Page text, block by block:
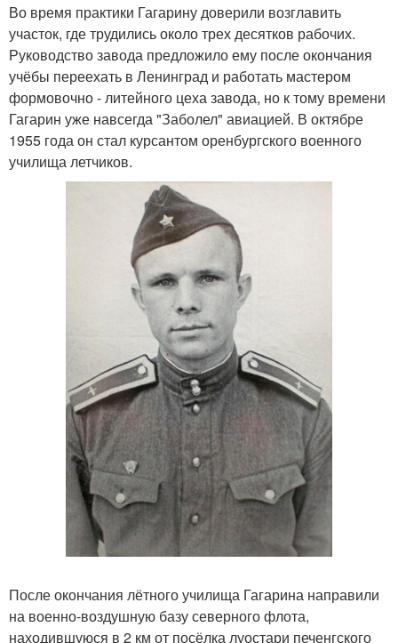
Во время практики Гагарину доверили возглавить
участок, где трудились около трех десятков рабочих.
Руководство завода предложило ему после окончания
учёбы переехать в Ленинград и работать мастером
формовочно - литейного цеха завода, но к тому времени
Гагарин уже навсегда "Заболел" авиацией. В октябре
1955 года он стал курсантом оренбургского военного
училища летчиков.
После окончания лётного училища Гагарина направили
на военно-воздушную базу северного флота,
находившуюся в 2 км от посёлка луостари печенгского